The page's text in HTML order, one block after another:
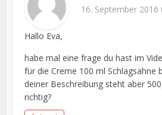
16. September 2016
Hallo Eva,
habe mal eine frage du hast im
für die Creme 100 ml Schlagsahne
deiner Beschreibung steht aber
richtig?